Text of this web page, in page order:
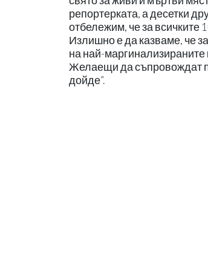
репортерката, а десетки
отбележим, че за всичките
Излишно е да казваме, че
на най-маргинализираните
Желаещи да съпровождат
дойде”.